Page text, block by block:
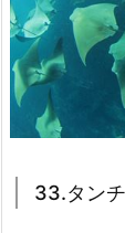
33.タン